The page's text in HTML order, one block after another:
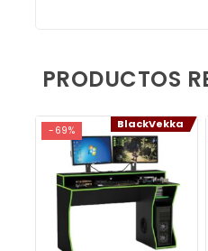
PRODUCTOS
-69% BlackVekka